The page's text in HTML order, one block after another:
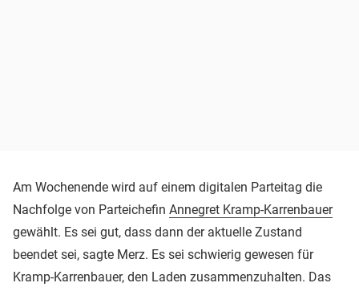
Am Wochenende wird auf einem digitalen Parteitag die
Nachfolge von Parteichefin Annegret Kramp-Karrenbauer
gewählt. Es sei gut, dass dann der aktuelle Zustand
beendet sei, sagte Merz. Es sei schwierig gewesen für
Kramp-Karrenbauer, den Laden zusammenzuhalten. Das